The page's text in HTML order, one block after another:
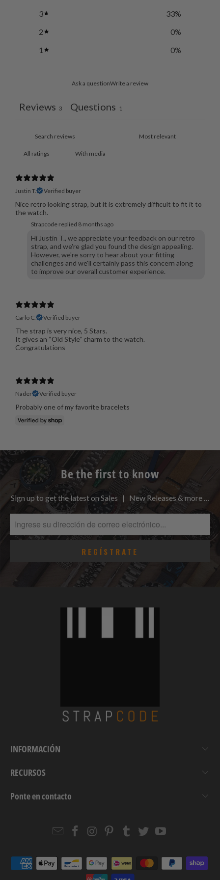
3
33%
2
0%
1
0%
Ask a questionWrite a review
Reviews 3 Questions 1
With media
Justin T. Verified buyer
Nice retro looking strap, but it is extremely difficult to fit it to
the watch.
Strapcode replied 8 months ago
Hi Justin T., we appreciate your feedback on our retro
strap, and we're glad you found the design appealing.
However, we're sorry to hear about your fitting
challenges and we'll certainly pass this concern along
to improve our overall customer experience.
Carlo C. Verified buyer
The strap is very nice, 5 Stars.
It gives an “Old Style” charm to the watch.
Congratulations
Nader Verified buyer
Probably one of my favorite bracelets
Be the first to know
Sign up to get the latest on Sales | New Releases & more …
INFORMACIÓN
RECURSOS
Ponte en contacto
EmailStrapcode
Facebook
Strapcode
Instagram
Strapcode
Pinterest
Strapcode
Tumblr
Strapcode
TwitterYouTube